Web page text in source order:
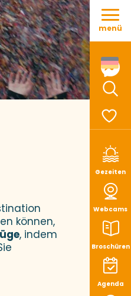
Aller
contenu
Gezeiten
Webcams
Broschüren
Agenda
menü
können,
, indem